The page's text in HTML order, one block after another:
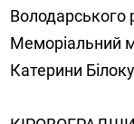
Володарського
Меморіальний
Катерини